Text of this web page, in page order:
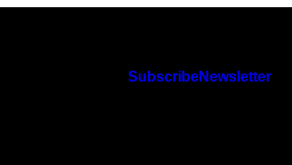
SubscribeNewsletter